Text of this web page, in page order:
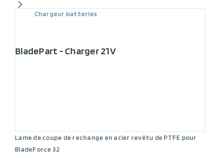
Chargeur batteries
BladePart - Charger 21V
Lame de coupe de rechange en acier revêtu de PTFE pour
BladeForce 32